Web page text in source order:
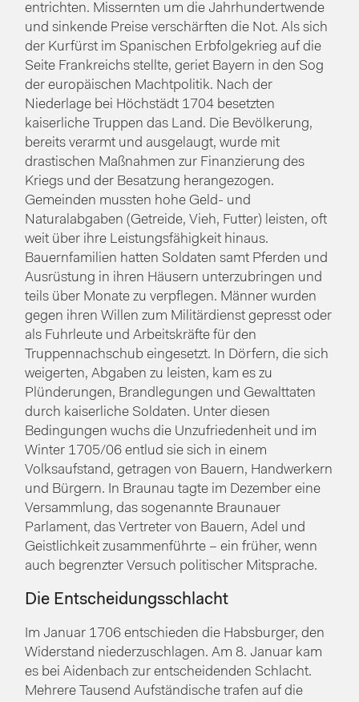
entrichten. Missernten um die Jahrhundertwende
und sinkende Preise verschärften die Not. Als sich
der Kurfürst im Spanischen Erbfolgekrieg auf die
Seite Frankreichs stellte, geriet Bayern in den Sog
der europäischen Machtpolitik. Nach der
Niederlage bei Höchstädt 1704 besetzten
kaiserliche Truppen das Land. Die Bevölkerung,
bereits verarmt und ausgelaugt, wurde mit
drastischen Maßnahmen zur Finanzierung des
Kriegs und der Besatzung herangezogen.
Gemeinden mussten hohe Geld- und
Naturalabgaben (Getreide, Vieh, Futter) leisten, oft
weit über ihre Leistungsfähigkeit hinaus.
Bauernfamilien hatten Soldaten samt Pferden und
Ausrüstung in ihren Häusern unterzubringen und
teils über Monate zu verpflegen. Männer wurden
gegen ihren Willen zum Militärdienst gepresst oder
als Fuhrleute und Arbeitskräfte für den
Truppennachschub eingesetzt. In Dörfern, die sich
weigerten, Abgaben zu leisten, kam es zu
Plünderungen, Brandlegungen und Gewalttaten
durch kaiserliche Soldaten. Unter diesen
Bedingungen wuchs die Unzufriedenheit und im
Winter 1705/06 entlud sie sich in einem
Volksaufstand, getragen von Bauern, Handwerkern
und Bürgern. In Braunau tagte im Dezember eine
Versammlung, das sogenannte Braunauer
Parlament, das Vertreter von Bauern, Adel und
Geistlichkeit zusammenführte – ein früher, wenn
auch begrenzter Versuch politischer Mitsprache.
Die Entscheidungsschlacht
Im Januar 1706 entschieden die Habsburger, den
Widerstand niederzuschlagen. Am 8. Januar kam
es bei Aidenbach zur entscheidenden Schlacht.
Mehrere Tausend Aufständische trafen auf die